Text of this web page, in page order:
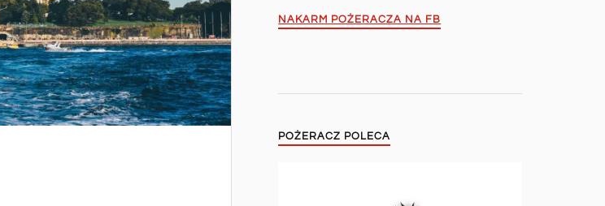
NAKARM POŻERACZA NA FB
POŻERACZ POLECA